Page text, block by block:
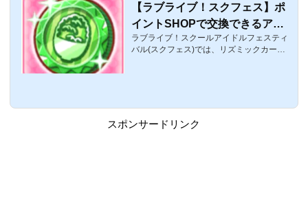
【ラブライブ！スクフェス】ポ
イントSHOPで交換できるアイ
テムまとめ【リズミックカーニ
バル】
ラブライブ！スクールアイドルフェスティ
バル(スクフェス)では、リズミックカーニ
す。ここでは、リズミックカーニバルにて
新たに登場した要素「ポイントSHOP」に
ついてまとめています。リズミックカーニ
スポンサードリンク